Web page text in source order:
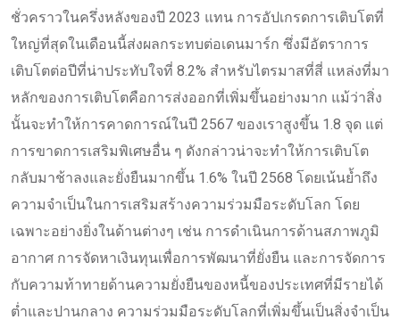
ชั่วคราวในครึ่งหลังของปี 2023 แทน การอัปเกรดการเติบโตที่
ใหญ่ที่สุดในเดือนนี้ส่งผลกระทบต่อเดนมาร์ก ซึ่งมีอัตราการ
เติบโตต่อปีที่น่าประทับใจที่ 8.2% สำหรับไตรมาสที่สี่ แหล่งที่มา
หลักของการเติบโตคือการส่งออกที่เพิ่มขึ้นอย่างมาก แม้ว่าสิ่ง
นั้นจะทำให้การคาดการณ์ในปี 2567 ของเราสูงขึ้น 1.8 จุด แต่
การขาดการเสริมพิเศษอื่น ๆ ดังกล่าวน่าจะทำให้การเติบโต
กลับมาช้าลงและยั่งยืนมากขึ้น 1.6% ในปี 2568 โดยเน้นย้ำถึง
ความจำเป็นในการเสริมสร้างความร่วมมือระดับโลก โดย
เฉพาะอย่างยิ่งในด้านต่างๆ เช่น การดำเนินการด้านสภาพภูมิ
อากาศ การจัดหาเงินทุนเพื่อการพัฒนาที่ยั่งยืน และการจัดการ
กับความท้าทายด้านความยั่งยืนของหนี้ของประเทศที่มีรายได้
ต่ำและปานกลาง ความร่วมมือระดับโลกที่เพิ่มขึ้นเป็นสิ่งจำเป็น